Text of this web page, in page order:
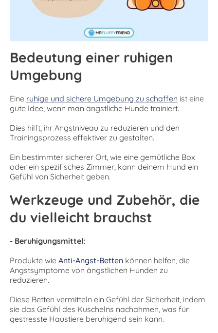
Bedeutung einer ruhigen
Umgebung
Eine ruhige und sichere Umgebung zu schaffen ist eine
gute Idee, wenn man ängstliche Hunde trainiert.
Dies hilft, ihr Angstniveau zu reduzieren und den
Trainingsprozess effektiver zu gestalten.
Ein bestimmter sicherer Ort, wie eine gemütliche Box
oder ein spezifisches Zimmer, kann deinem Hund ein
Gefühl von Sicherheit geben.
Werkzeuge und Zubehör, die
du vielleicht brauchst
- Beruhigungsmittel:
Produkte wie Anti-Angst-Betten können helfen, die
Angstsymptome von ängstlichen Hunden zu
reduzieren.
Diese Betten vermitteln ein Gefühl der Sicherheit, indem
sie das Gefühl des Kuschelns nachahmen, was für
gestresste Haustiere beruhigend sein kann.